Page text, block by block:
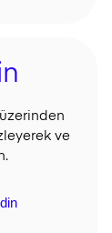
ve